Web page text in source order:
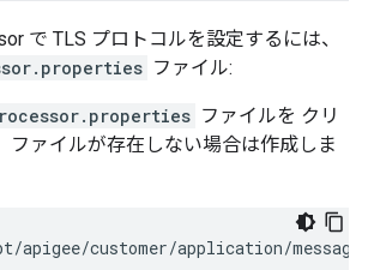
で TLS プロトコルを設定するには、
ファイル:
ファイルを クリ
ファイルが存在しない場合は作成しま
apigee/customer/application/